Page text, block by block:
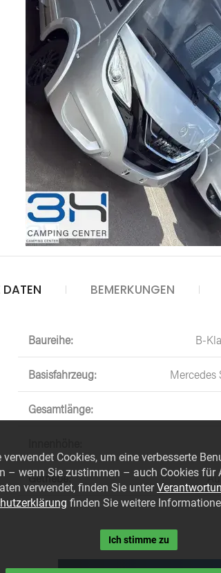
DATEN BEMERKUNGEN
Baureihe: B-
Basisfahrzeug: Mercedes
Gesamtlänge:
Getriebe:
MOBIL SEIN
verwendet Cookies, um eine verbesserte
– wenn Sie zustimmen – auch Cookies
verwendet, finden Sie unter
finden Sie weitere
Ich stimme zu